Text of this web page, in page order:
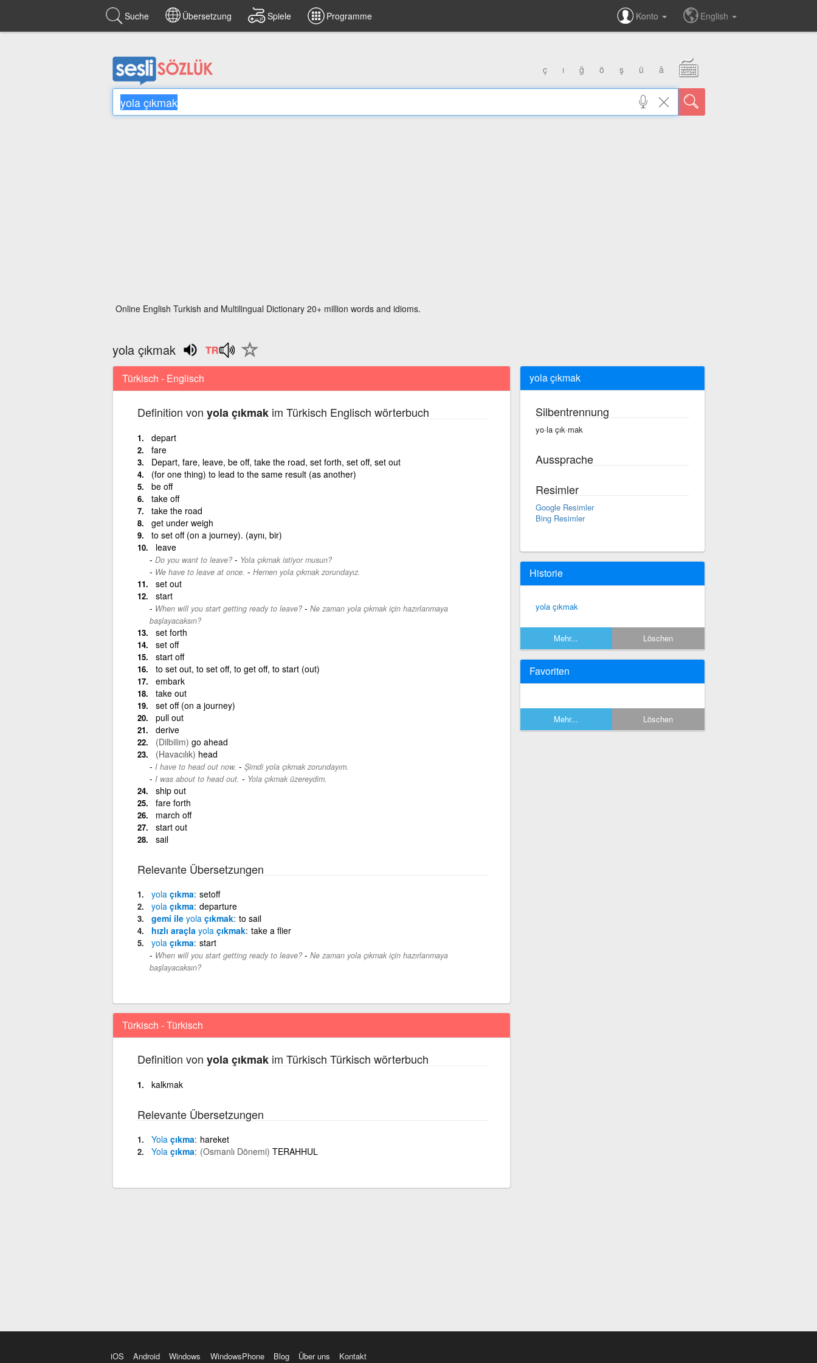
Suche Übersetzung Spiele Programme Konto English
ç ı ğ ö ş ü â
Online English Turkish and Multilingual Dictionary 20+ million words and idioms.
yola çıkmak
Türkisch - Englisch
Definition von yola çıkmakim Türkisch Englisch wörterbuch
depart
fare
Depart, fare, leave, be off, take the road, set forth, set off, set out
(for one thing) to lead to the same result (as another)
be off
take off
take the road
get under weigh
to set off (on a journey). (aynı, bir)
leave
Do you want to leave?- Yola çıkmak istiyor musun?
We have to leave at once. - Hemen yola çıkmak zorundayız.
set out
start
When will you start getting ready to leave?- Ne zaman yola çıkmak için hazırlanmaya
başlayacaksın?
set forth
set off
start off
to set out, to set off, to get off, to start (out)
embark
take out
set off (on a journey)
pull out
derive
(Dilbilim) go ahead
(Havacılık) head
I have to head out now. - Şimdi yola çıkmak zorundayım.
I was about to head out. - Yola çıkmak üzereydim.
ship out
fare forth
march off
start out
sail
Relevante Übersetzungen
yola çıkma setoff
yola çıkma departure
gemi ile yola çıkmak to sail
hızlı araçla yola çıkmak take a flier
yola çıkma start
When will you start getting ready to leave?- Ne zaman yola çıkmak için hazırlanmaya
başlayacaksın?
Türkisch - Türkisch
Definition von yola çıkmakim Türkisch Türkisch wörterbuch
kalkmak
Relevante Übersetzungen
Yola çıkma hareket
Yola çıkma (Osmanlı Dönemi) TERAHHUL
yola çıkmak
Silbentrennung
yo·la çık·mak
Aussprache
Resimler
Google Resimler
Bing Resimler
Historie
yola çıkmak
Mehr... Löschen
Favoriten
Mehr... Löschen
iOS Android Windows WindowsPhone Blog Über uns Kontakt